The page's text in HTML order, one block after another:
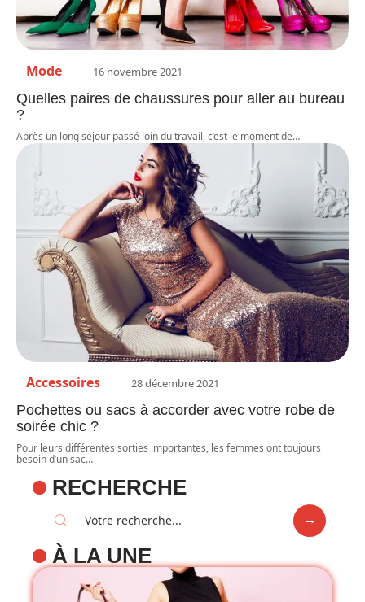
Mode 16 novembre 2021
Quelles paires de chaussures pour aller au bureau
?
Après un long séjour passé loin du travail, c’est le moment de…
Accessoires 28 décembre 2021
Pochettes ou sacs à accorder avec votre robe de
soirée chic ?
Pour leurs différentes sorties importantes, les femmes ont toujours
besoin d’un sac…
RECHERCHE
À LA UNE